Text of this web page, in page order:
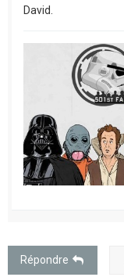
David.
Répondre